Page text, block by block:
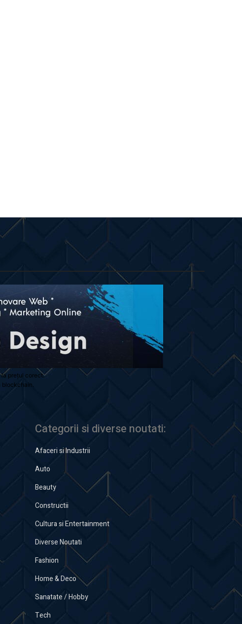
la prețul corect.
Categorii si diverse noutati:
Afaceri si Industrii
Auto
Beauty
Constructii
Cultura si Entertainment
Diverse Noutati
Fashion
Home & Deco
Sanatate / Hobby
Tech